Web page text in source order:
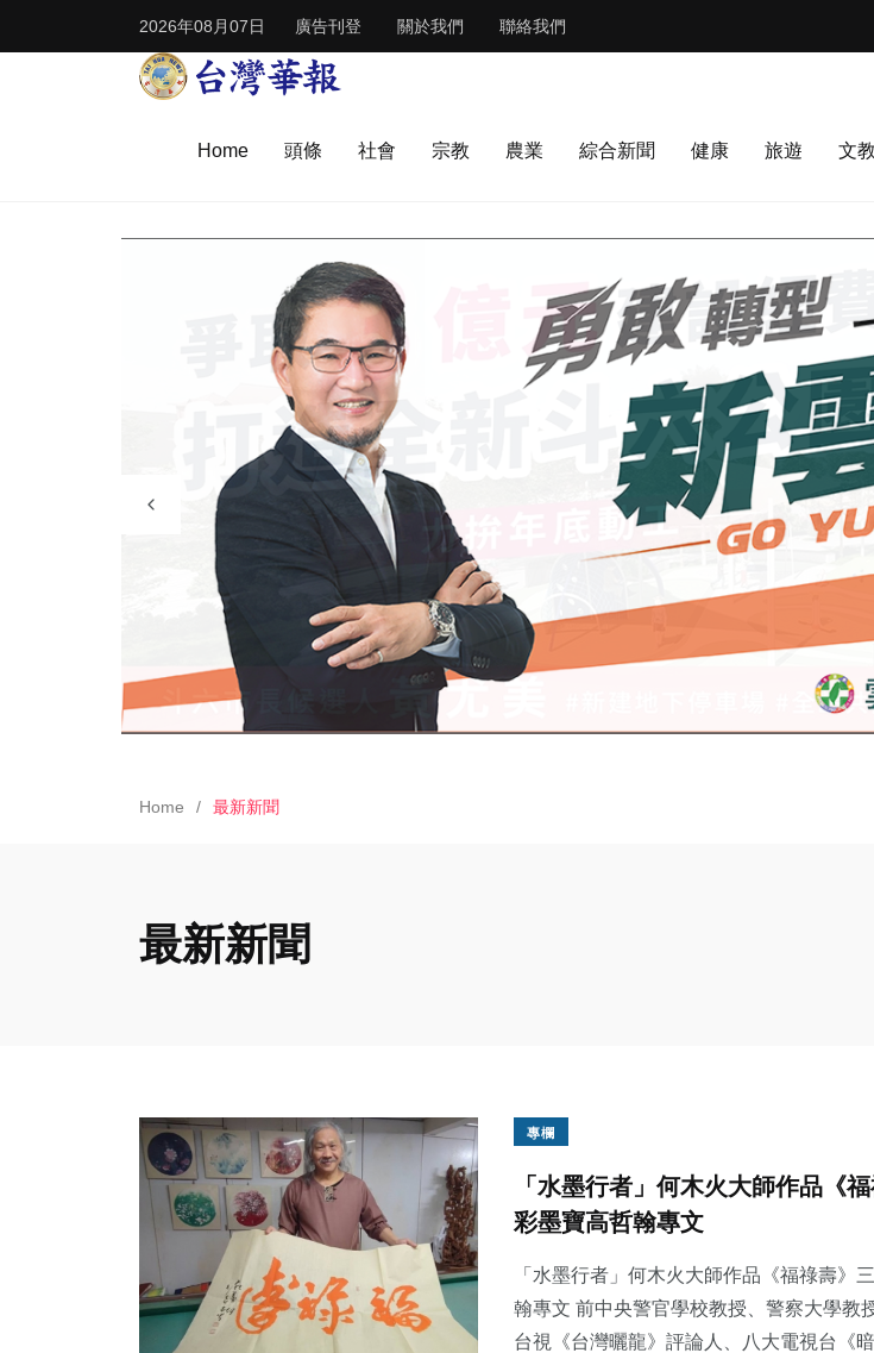
2026年08月07日 廣告刊登 關於我們 聯絡我們
Home 頭條 社會 宗教 農業 綜合新聞 健康 旅遊 文教
Home 最新新聞
最新新聞
專欄
「水墨行者」何木火大師作品《
彩墨寶高哲翰專文
「水墨行者」何木火大師作品《福祿壽》
翰專文 前中央警官學校教授、警察大學教
台視《台灣曬龍》評論人、八大電視台《